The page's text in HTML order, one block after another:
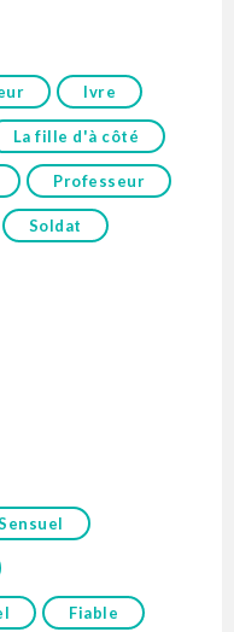
Ivre
La fille d'à côté
Professeur
Soldat
Fiable